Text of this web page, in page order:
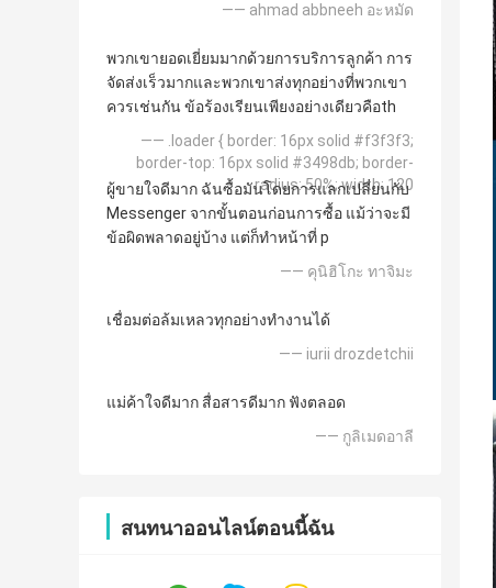
—— ahmad abbneeh อะหมัด
พวกเขายอดเยี่ยมมากด้วยการบริการลูกค้า การ
จัดส่งเร็วมากและพวกเขาส่งทุกอย่างที่พวกเขา
ควรเช่นกัน ข้อร้องเรียนเพียงอย่างเดียวคือth
—— .loader { border: 16px solid #f3f3f3;
border-top: 16px solid #3498db; border-
radius: 50%; width: 120
ผู้ขายใจดีมาก ฉันซื้อมันโดยการแลกเปลี่ยนกับ
Messenger จากขั้นตอนก่อนการซื้อ แม้ว่าจะมี
ข้อผิดพลาดอยู่บ้าง แต่ก็ทำหน้าที่ p
—— คุนิฮิโกะ ทาจิมะ
เชื่อมต่อล้มเหลวทุกอย่างทำงานได้
—— iurii drozdetchii
แม่ค้าใจดีมาก สื่อสารดีมาก ฟังตลอด
—— กูลิเมดอาลี
สนทนาออนไลน์ตอนนี้ฉัน